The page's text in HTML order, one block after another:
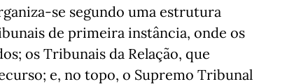
se segundo uma estrutura
de primeira instância, onde os
os Tribunais da Relação, que
e, no topo, o Supremo Tribunal